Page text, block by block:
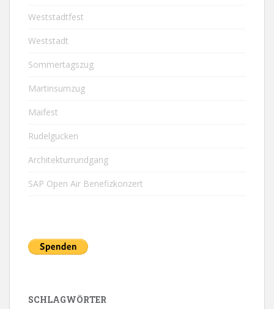
Weststadtfest
Weststadt
Sommertagszug
Martinsumzug
Maifest
Rudelgucken
Architekturrundgang
SAP Open Air Benefizkonzert
SCHLAGWÖRTER